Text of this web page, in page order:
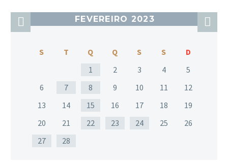
FEVEREIRO 2023
S T Q Q S S
D
1
2 3 4
5
6
7 8 9 10 11
12
13
14 15 16 17 18
19
20
21 22 23 24 25
26
27
28